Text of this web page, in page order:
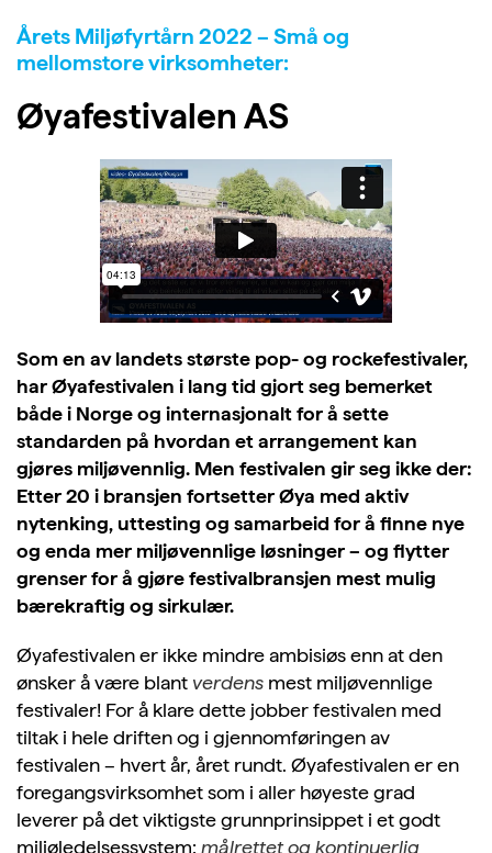
Årets Miljøfyrtårn 2022 – Små og
mellomstore virksomheter:
Øyafestivalen AS
Som en av landets største pop- og rockefestivaler,
har Øyafestivalen i lang tid gjort seg bemerket
både i Norge og internasjonalt for å sette
standarden på hvordan et arrangement kan
gjøres miljøvennlig. Men festivalen gir seg ikke der:
Etter 20 i bransjen fortsetter Øya med aktiv
nytenking, uttesting og samarbeid for å finne nye
og enda mer miljøvennlige løsninger – og flytter
grenser for å gjøre festivalbransjen mest mulig
bærekraftig og sirkulær.
Øyafestivalen er ikke mindre ambisiøs enn at den
ønsker å være blant verdens mest miljøvennlige
festivaler! For å klare dette jobber festivalen med
tiltak i hele driften og i gjennomføringen av
festivalen – hvert år, året rundt. Øyafestivalen er en
foregangsvirksomhet som i aller høyeste grad
leverer på det viktigste grunnprinsippet i et godt
miljøledelsessystem: målrettet og kontinuerlig